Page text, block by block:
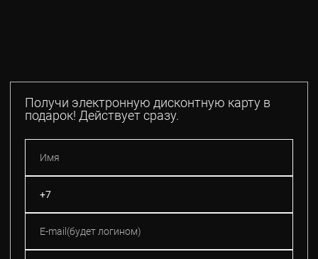
Получи электронную дисконтную карту в
подарок! Действует сразу.